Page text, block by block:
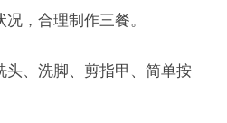
，合理制作三餐。
、洗脚、剪指甲、简单按